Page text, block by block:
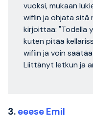
vuoksi, mukaan
wifiin ja ohjata sitä
kirjoittaa: "Todella
kuten pitää
wifiin ja voin
Liittänyt letkun ja
3. eeese Emil